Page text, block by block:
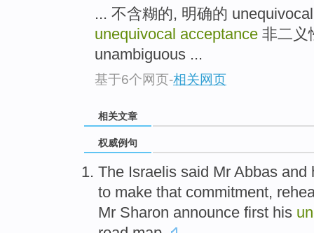
... 不含糊的, 明确的
unequivocal acceptance 非二义
unambiguous ...
基于6个网页-相关网页
相关文章
权威例句
The Israelis said Mr Abbas
to make that commitment,
Mr Sharon announce first his